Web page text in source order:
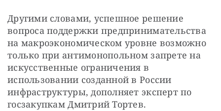
Другими словами, успешное решение
вопроса поддержки предпринимательства
на макроэкономическом уровне возможно
только при антимонопольном запрете на
искусственные ограничения в
использовании созданной в России
инфраструктуры, дополняет эксперт по
госзакупкам Дмитрий Тортев.